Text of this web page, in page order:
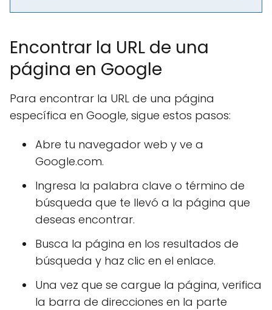
Encontrar la URL de una
página en Google
Para encontrar la URL de una página
específica en Google, sigue estos pasos:
Abre tu navegador web y ve a
Google.com.
Ingresa la palabra clave o término de
búsqueda que te llevó a la página que
deseas encontrar.
Busca la página en los resultados de
búsqueda y haz clic en el enlace.
Una vez que se cargue la página, verifica
la barra de direcciones en la parte